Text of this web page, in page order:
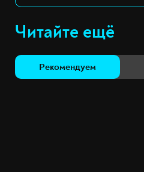
Читайте ещё
Рекомендуем